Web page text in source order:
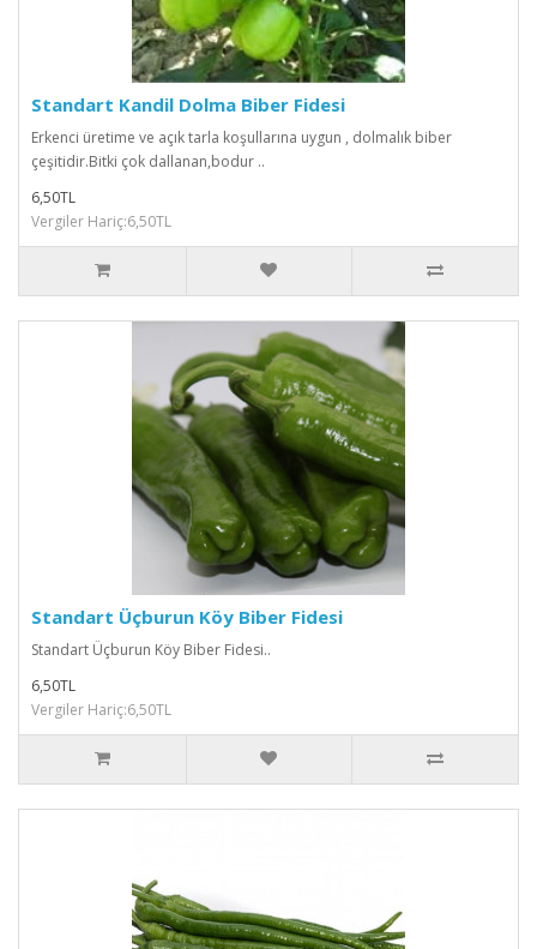
Standart Kandil Dolma Biber Fidesi
Erkenci üretime ve açık tarla koşullarına uygun , dolmalık biber
çeşitidir.Bitki çok dallanan,bodur ..
6,50TL
Vergiler Hariç:6,50TL
Standart Üçburun Köy Biber Fidesi
Standart Üçburun Köy Biber Fidesi..
6,50TL
Vergiler Hariç:6,50TL